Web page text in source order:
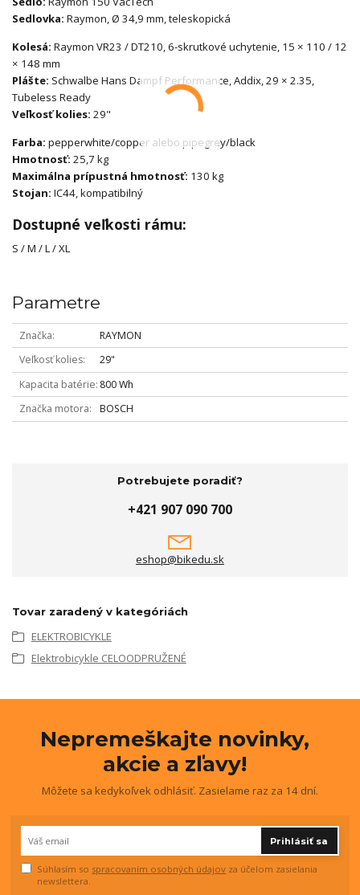
Sedlovka: Raymon, Ø 34,9 mm, teleskopická
Kolesá: Raymon VR23 / DT210, 6-skrutkové uchytenie, 15 × 110 / 12
× 148 mm
Plášte: Schwalbe Hans Dampf Performance, Addix, 29 × 2.35,
Tubeless Ready
Veľkosť kolies: 29"
Farba: pepperwhite/copper alebo pipegrey/black
Hmotnosť: 25,7 kg
Maximálna prípustná hmotnosť: 130 kg
Stojan: IC44, kompatibilný
Dostupné veľkosti rámu:
S / M / L / XL
Parametre
Značka
RAYMON
Veľkosť kolies
29"
Kapacita batérie 800 Wh
Značka motora
BOSCH
Potrebujete poradiť?
+421 907 090 700
eshop@bikedu.sk
Tovar zaradený v kategóriách
ELEKTROBICYKLE
Elektrobicykle CELOODPRUŽENÉ
Nepremeškajte novinky,
akcie a zľavy!
Môžete sa kedykoľvek odhlásiť. Zasielame raz za 14 dní.
Prihlásiť sa
Súhlasím so spracovaním osobných údajov za účelom zasielania
newslettera.